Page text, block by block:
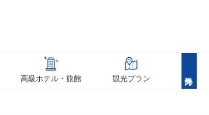
高級ホテル・旅館 観光プラン